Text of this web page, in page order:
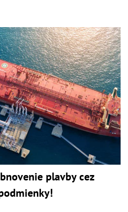
plavby cez